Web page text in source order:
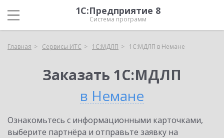
1С:Предприятие 8
Система программ
Главная Сервисы ИТС 1С:МДЛП 1С:МДЛП в Немане
Заказать 1С:МДЛП
в Немане
Ознакомьтесь с информационными карточками,
выберите партнёра и отправьте заявку на